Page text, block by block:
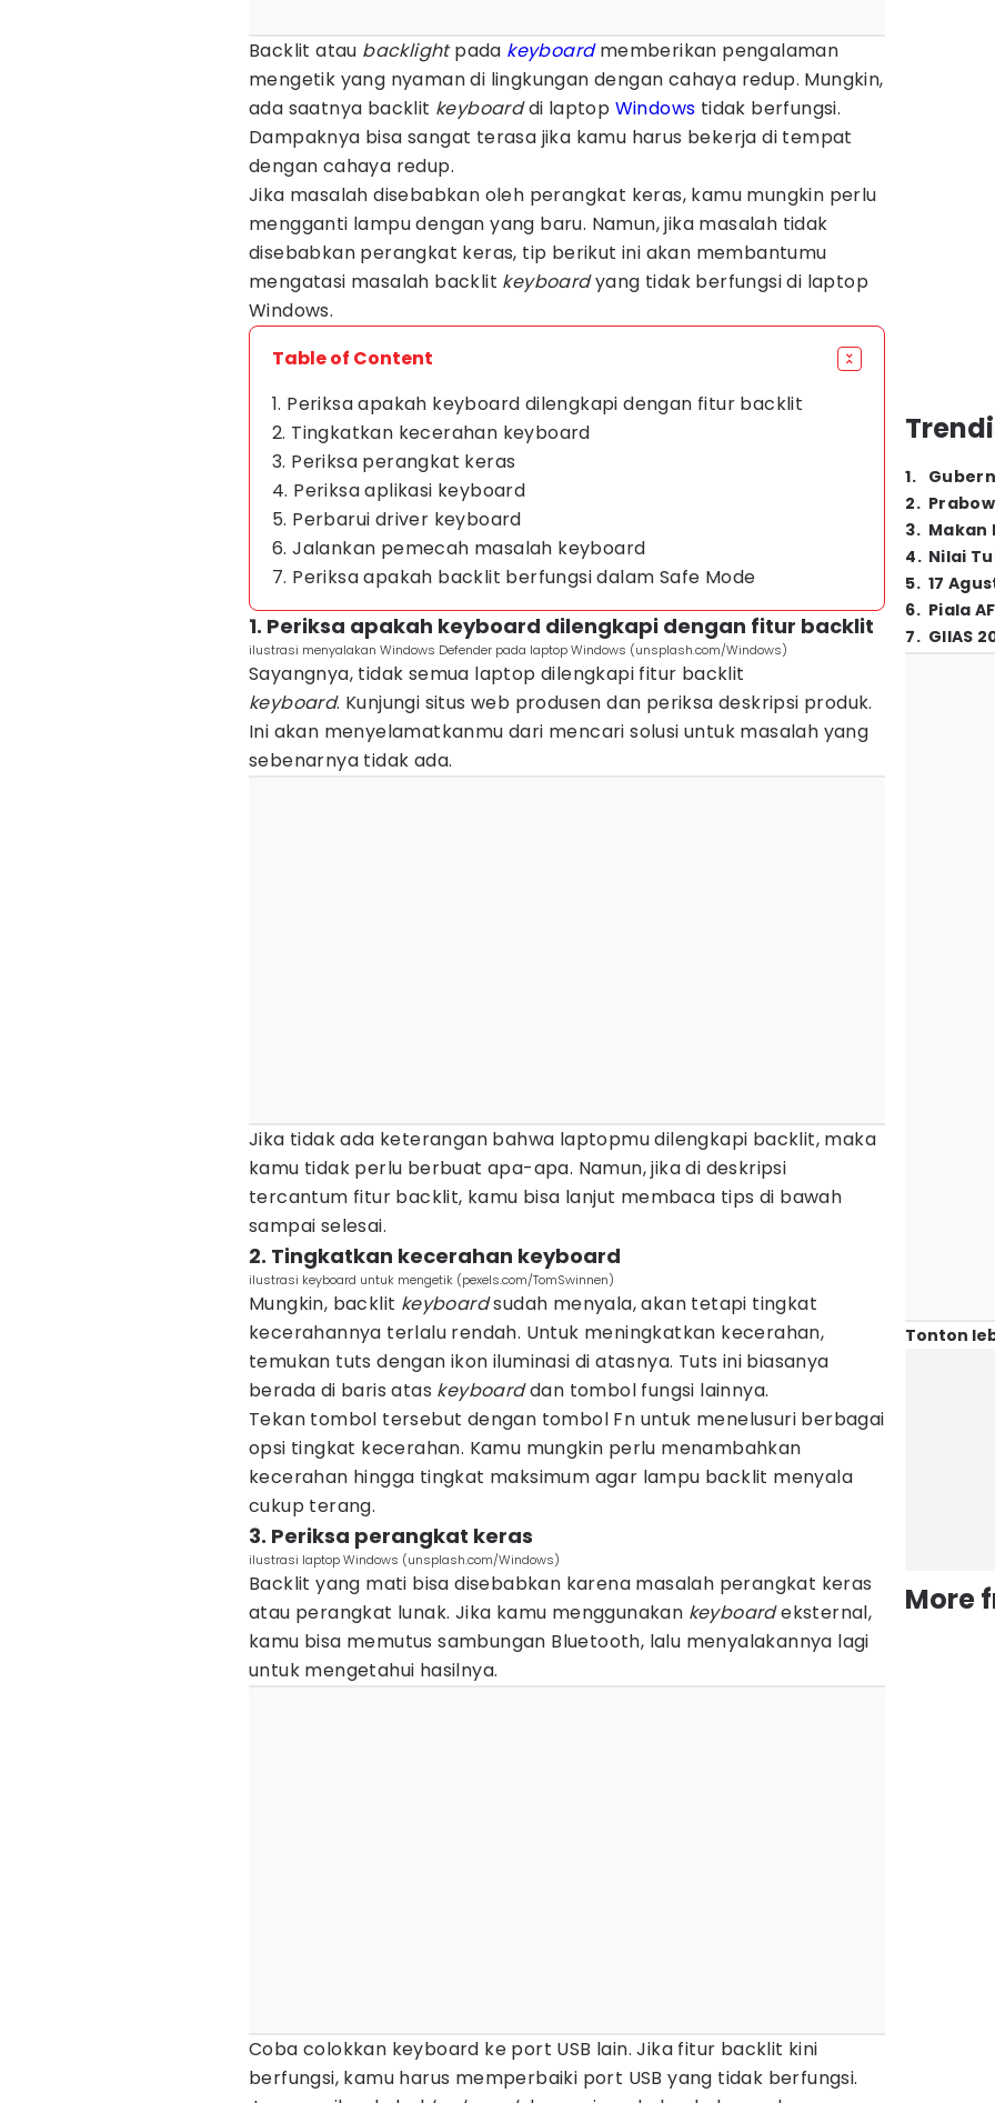
Backlit atau backlightpada keyboardmemberikan pengalaman
mengetik yang nyaman di lingkungan dengan cahaya redup. Mungkin,
ada saatnya backlit keyboarddi laptop Windows tidak berfungsi.
Dampaknya bisa sangat terasa jika kamu harus bekerja di tempat
dengan cahaya redup.
Jika masalah disebabkan oleh perangkat keras, kamu mungkin perlu
mengganti lampu dengan yang baru. Namun, jika masalah tidak
disebabkan perangkat keras, tip berikut ini akan membantumu
mengatasi masalah backlit keyboardyang tidak berfungsi di laptop
Windows.
Table of Content
1. Periksa apakah keyboard dilengkapi dengan fitur backlit
2. Tingkatkan kecerahan keyboard
3. Periksa perangkat keras
4. Periksa aplikasi keyboard
5. Perbarui driver keyboard
6. Jalankan pemecah masalah keyboard
7. Periksa apakah backlit berfungsi dalam Safe Mode
1. Periksa apakah keyboard dilengkapi dengan fitur backlit
ilustrasi menyalakan Windows Defender pada laptop Windows (unsplash.com/Windows)
Sayangnya, tidak semua laptop dilengkapi fitur backlit
keyboard. Kunjungi situs web produsen dan periksa deskripsi produk.
Ini akan menyelamatkanmu dari mencari solusi untuk masalah yang
sebenarnya tidak ada.
Jika tidak ada keterangan bahwa laptopmu dilengkapi backlit, maka
kamu tidak perlu berbuat apa-apa. Namun, jika di deskripsi
tercantum fitur backlit, kamu bisa lanjut membaca tips di bawah
sampai selesai.
2. Tingkatkan kecerahan keyboard
ilustrasi keyboard untuk mengetik (pexels.com/TomSwinnen)
Mungkin, backlit keyboardsudah menyala, akan tetapi tingkat
kecerahannya terlalu rendah. Untuk meningkatkan kecerahan,
temukan tuts dengan ikon iluminasi di atasnya. Tuts ini biasanya
berada di baris atas keyboarddan tombol fungsi lainnya.
Tekan tombol tersebut dengan tombol Fn untuk menelusuri berbagai
opsi tingkat kecerahan. Kamu mungkin perlu menambahkan
kecerahan hingga tingkat maksimum agar lampu backlit menyala
cukup terang.
3. Periksa perangkat keras
ilustrasi laptop Windows (unsplash.com/Windows)
Backlit yang mati bisa disebabkan karena masalah perangkat keras
atau perangkat lunak. Jika kamu menggunakan keyboardeksternal,
kamu bisa memutus sambungan Bluetooth, lalu menyalakannya lagi
untuk mengetahui hasilnya.
Coba colokkan keyboard ke port USB lain. Jika fitur backlit kini
berfungsi, kamu harus memperbaiki port USB yang tidak berfungsi.
1.
2.
3. Makan
4. Nilai
5. 17
6. Piala
7. GIIAS
Tonton
More